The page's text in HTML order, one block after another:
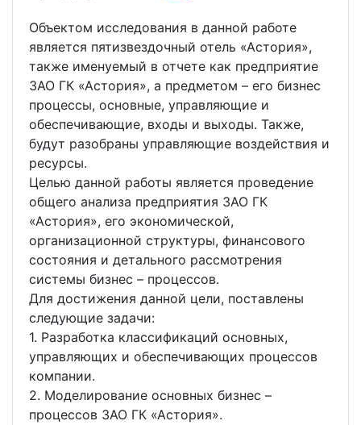
Объектом исследования в данной работе
является пятизвездочный отель «Астория»,
также именуемый в отчете как предприятие
ЗАО ГК «Астория», а предметом – его бизнес
процессы, основные, управляющие и
обеспечивающие, входы и выходы. Также,
будут разобраны управляющие воздействия и
ресурсы.
Целью данной работы является проведение
общего анализа предприятия ЗАО ГК
«Астория», его экономической,
организационной структуры, финансового
состояния и детального рассмотрения
системы бизнес – процессов.
Для достижения данной цели, поставлены
следующие задачи:
1. Разработка классификаций основных,
управляющих и обеспечивающих процессов
компании.
2. Моделирование основных бизнес –
процессов ЗАО ГК «Астория».